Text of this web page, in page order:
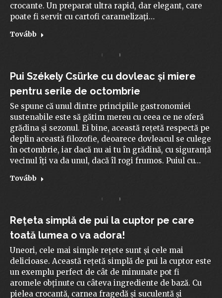
crocante. Un preparat ultra rapid, dar elegant, care
poate fi servit cu cartofi caramelizați…
Tovább
Pui Székely Csürke cu dovleac și miere
pentru serile de octombrie
Se spune că unul dintre principiile gastronomiei
sustenabile este să gătim mereu cu ceea ce ne oferă
grădina și sezonul. Ei bine, această rețetă respectă pe
deplin această filozofie, deoarece dovleacul se culege
în octombrie, iar dacă nu ai tu în grădină, cu siguranță
vecinul îți va da unul, dacă îl rogi frumos. Puiul cu…
Tovább
Rețeta simplă de pui la cuptor pe care
toată lumea o va adora!
Uneori, cele mai simple rețete sunt și cele mai
delicioase. Această rețetă simplă de pui la cuptor este
un exemplu perfect de cât de minunate pot fi
aromele obținute cu câteva ingrediente de bază. Cu
pielea crocantă, carnea fragedă și suculentă și